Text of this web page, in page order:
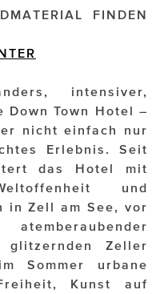
FINDEN
intensiver,
Down Town Hotel –
nicht einfach nur
Erlebnis. Seit
das Hotel mit
und
in Zell am See, vor
glitzernden Zeller
Sommer urbane
Kunst auf